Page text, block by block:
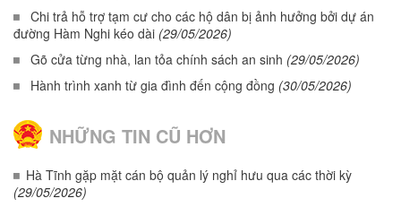
Chi trả hỗ trợ tạm cư cho các hộ dân bị ảnh hưởng bởi dự án
đường Hàm Nghi kéo dài (29/05/2026)
Gõ cửa từng nhà, lan tỏa chính sách an sinh (29/05/2026)
Hành trình xanh từ gia đình đến cộng đồng (30/05/2026)
NHỮNG TIN CŨ HƠN
Hà Tĩnh gặp mặt cán bộ quản lý nghỉ hưu qua các thời kỳ
(29/05/2026)